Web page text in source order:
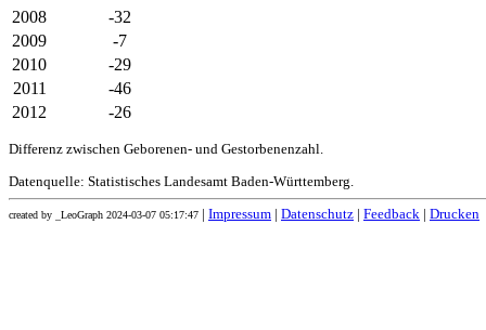
2008
-32
2009
-7
2010
-29
2011
-46
2012
-26
Differenz zwischen Geborenen- und Gestorbenenzahl.
Datenquelle: Statistisches Landesamt Baden-Württemberg.
created by _LeoGraph 2024-03-07 05:17:47 Impressum Datenschutz Feedback Drucken